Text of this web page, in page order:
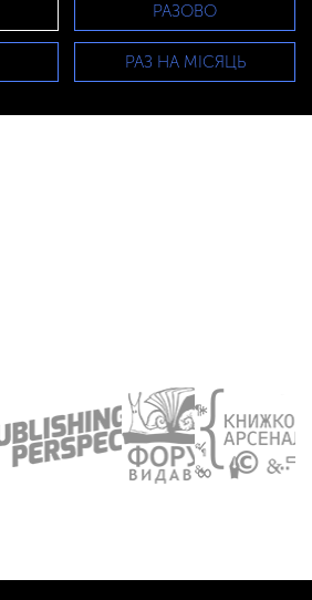
РАЗОВО
РАЗ НА МІСЯЦЬ